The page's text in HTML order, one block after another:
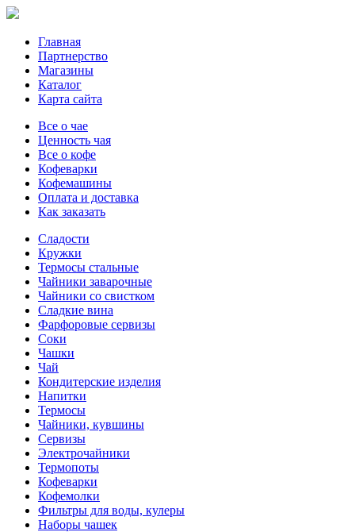
Главная
Партнерство
Магазины
Каталог
Карта сайта
Все о чае
Ценность чая
Все о кофе
Кофеварки
Кофемашины
Оплата и доставка
Как заказать
Сладости
Кружки
Термосы стальные
Чайники заварочные
Чайники со свистком
Сладкие вина
Фарфоровые сервизы
Соки
Чашки
Чай
Кондитерские изделия
Напитки
Термосы
Чайники, кувшины
Сервизы
Электрочайники
Термопоты
Кофеварки
Кофемолки
Фильтры для воды, кулеры
Наборы чашек